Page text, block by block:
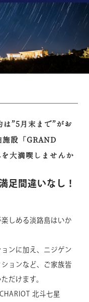
は”5月末まで”がお
施設「GRAND
大満喫しませんか
足間違いなし！
しめる淡路島はいか
ンに加え、ニジゲン
ョンなど、ご家族皆
だけます。
北斗七星